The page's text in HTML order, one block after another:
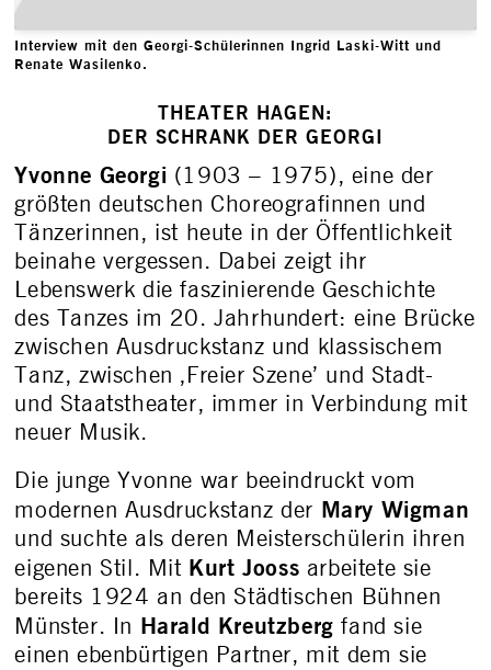
Interview mit den Georgi-Schülerinnen Ingrid Laski-Witt und
Renate Wasilenko.
THEATER HAGEN:
DER SCHRANK DER GEORGI
Yvonne Georgi (1903 – 1975), eine der
größten deutschen Choreografinnen und
Tänzerinnen, ist heute in der Öffentlichkeit
beinahe vergessen. Dabei zeigt ihr
Lebenswerk die faszinierende Geschichte
des Tanzes im 20. Jahrhundert: eine Brücke
zwischen Ausdruckstanz und klassischem
Tanz, zwischen ‚Freier Szene’ und Stadt-
und Staatstheater, immer in Verbindung mit
neuer Musik.
Die junge Yvonne war beeindruckt vom
modernen Ausdruckstanz der Mary Wigman
und suchte als deren Meisterschülerin ihren
eigenen Stil. Mit Kurt Jooss arbeitete sie
bereits 1924 an den Städtischen Bühnen
Münster. In Harald Kreutzberg fand sie
einen ebenbürtigen Partner, mit dem sie